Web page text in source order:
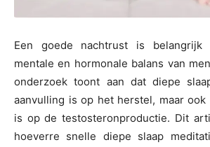
Een goede nachtrust is
mentale en hormonale balans van
onderzoek toont aan dat diepe
aanvulling is op het herstel, maar
is op de testosteronproductie. Dit
hoeverre snelle diepe slaap